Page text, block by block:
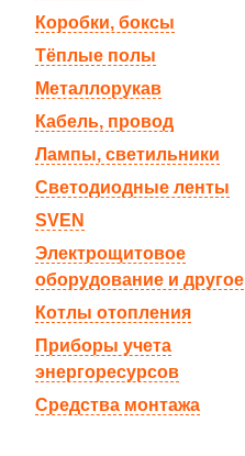
Коробки, боксы
Тёплые полы
Металлорукав
Кабель, провод
Лампы, светильники
Светодиодные ленты
SVEN
Электрощитовое
оборудование и другое
Котлы отопления
Приборы учета
энергоресурсов
Средства монтажа